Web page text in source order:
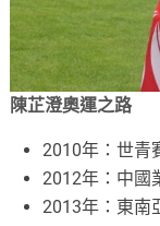
陳芷澄奧運之路
2010年：世青
2012年：中國
2013年：東南